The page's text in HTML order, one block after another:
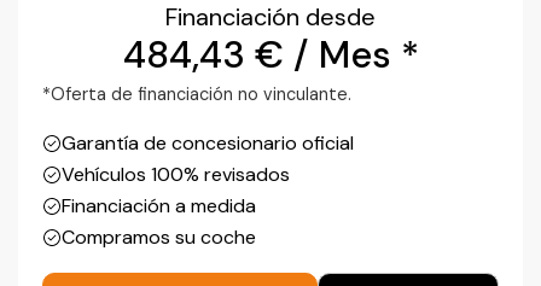
Financiación desde
484,43 € / Mes *
*Oferta de financiación no vinculante.
Garantía de concesionario oficial
Vehículos 100% revisados
Financiación a medida
Compramos su coche